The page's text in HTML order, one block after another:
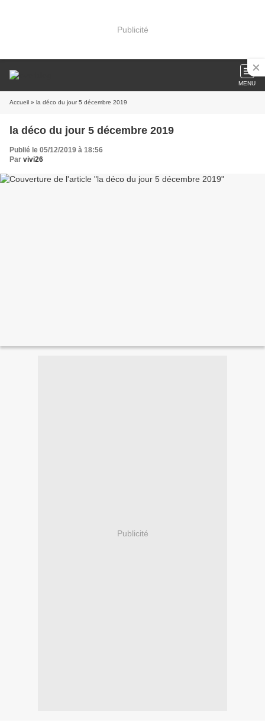
Publicité
MENU
Accueil » la déco du jour 5 décembre 2019
la déco du jour 5 décembre 2019
Publié le 05/12/2019 à 18:56
Par vivi26
Publicité